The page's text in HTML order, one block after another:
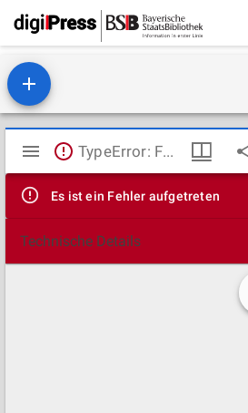
Mirador
Viewer
TypeError: Failed to fetch
Es ist ein Fehler aufgetreten
Technische Details